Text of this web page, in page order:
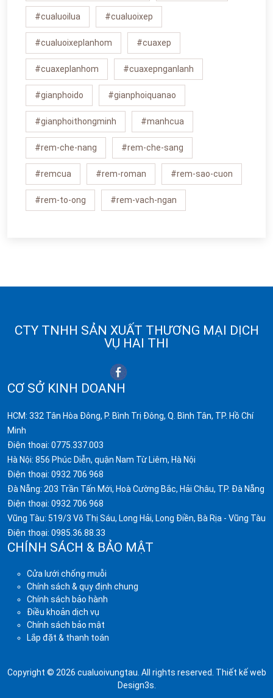
#cualuoilua #cualuoixep
#cualuoixeplanhom #cuaxep
#cuaxeplanhom #cuaxepnganlanh
#gianphoido #gianphoiquanao
#gianphoithongminh #manhcua
#rem-che-nang #rem-che-sang
#remcua #rem-roman #rem-sao-cuon
#rem-to-ong #rem-vach-ngan
CTY TNHH SẢN XUẤT THƯƠNG MẠI DỊCH
VỤ HAI THI
CƠ SỞ KINH DOANH
HCM: 332 Tân Hòa Đông, P. Bình Trị Đông, Q. Bình Tân, TP. Hồ Chí
Minh
Điện thoại: 0775.337.003
Hà Nội: 856 Phúc Diễn, quận Nam Từ Liêm, Hà Nội
Điện thoại: 0932 706 968
Đà Nẵng: 203 Trần Tấn Mới, Hoà Cường Bắc, Hải Châu, TP. Đà Nẵng
Điện thoại: 0932 706 968
Vũng Tàu: 519/3 Võ Thị Sáu, Long Hải, Long Điền, Bà Rịa - Vũng Tàu
Điện thoại: 0985.36.88.33
CHÍNH SÁCH & BẢO MẬT
Cửa lưới chống muỗi
Chính sách & quy định chung
Chính sách bảo hành
Điều khoản dịch vụ
Chính sách bảo mật
Lắp đặt & thanh toán
Copyright © 2026 cualuoivungtau. All rights reserved. Thiết kế web
Design3s